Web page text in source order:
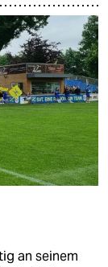
an seinem